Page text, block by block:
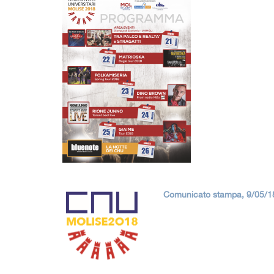
Comunicato stampa, 9/05/